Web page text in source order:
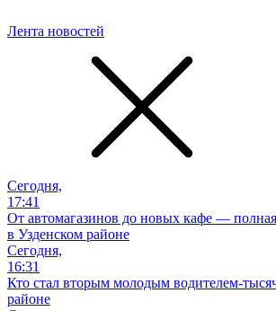
Лента новостей
Сегодня,
17:41
От автомагазинов до новых кафе —
в Узденском районе
Сегодня,
16:31
Кто стал вторым молодым водителем-
районе